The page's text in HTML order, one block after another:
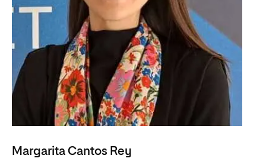
Margarita Cantos Rey